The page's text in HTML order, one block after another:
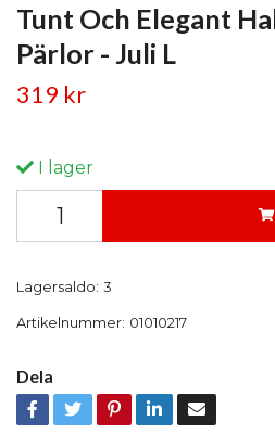
Tunt Och Elegant
Pärlor - Juli L
319 kr
I lager
Lagersaldo: 3
Artikelnummer: 01010217
Dela